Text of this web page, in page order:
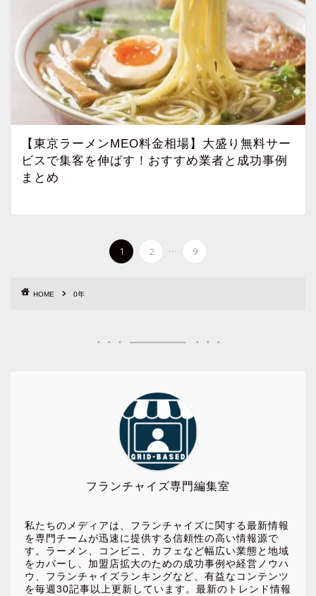
【東京ラーメンMEO料金相場】大盛り無料サー
ビスで集客を伸ばす！おすすめ業者と成功事例
まとめ
1 2 ... 9
HOME 0年
フランチャイズ専門編集室
私たちのメディアは、フランチャイズに関する最新情報
を専門チームが迅速に提供する信頼性の高い情報源で
す。ラーメン、コンビニ、カフェなど幅広い業態と地域
をカバーし、加盟店拡大のための成功事例や経営ノウハ
ウ、フランチャイズランキングなど、有益なコンテンツ
を毎週30記事以上更新しています。最新のトレンド情報